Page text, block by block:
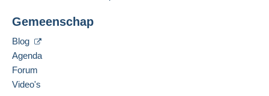
12042 SE Sunnyside Rd. Unit #2022
Clackamas
Deze verkoper toevoegen aan mijn favorieten
De verkoper contacteren
Gemeenschap
Blog
Agenda
Forum
Video's